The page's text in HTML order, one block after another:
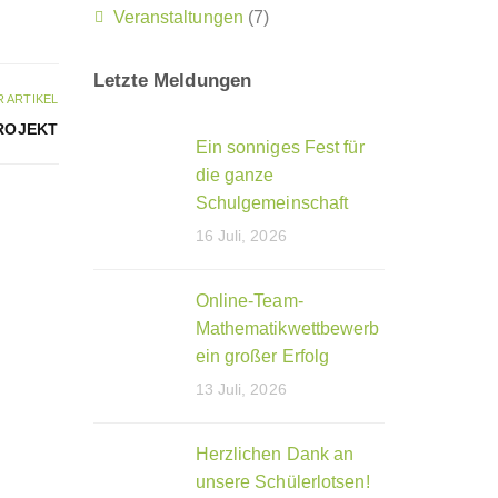
ARTIKEL
Veranstaltungen (7)
Letzte Meldungen
Ein sonniges Fest für
die ganze
Schulgemeinschaft
16 Juli, 2026
Online-Team-
Mathematikwettbewerb
ein großer Erfolg
13 Juli, 2026
Herzlichen Dank an
unsere Schülerlotsen!